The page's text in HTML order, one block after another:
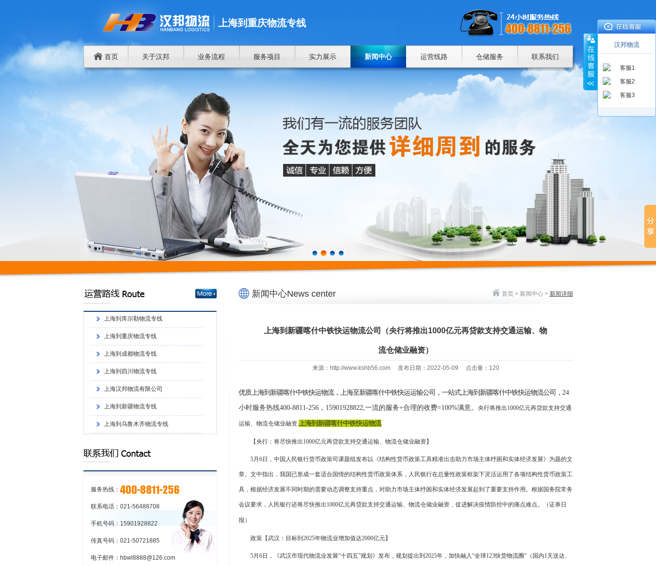
上海到重庆物流专线
首页 关于汉邦 业务流程 服务项目 实力展示 新闻中心 运营线路 仓储服务 联系我们
上海到重庆物流专线
上海到成都物流专线
上海到四川物流专线
上海汉邦物流有限公司
上海到新疆物流专线
上海到乌鲁木齐物流专线
上海到喀什物流专线
上海到重庆物流专线
上海到四川物流专线
上海汉邦物流有限公司
上海到新疆物流专线
上海到乌鲁木齐物流专线
上海到喀什物流专线
服务热线：
联系电话：021-56488708
手机号码：15901928822
传真号码：021-50721885
电子邮件：hbwl8888@126.com
新闻中心News center 首页> 新闻中心> 新闻详细
上海到新疆喀什中铁快运物流公司（央行将推出1000亿元再贷款支持交通运输、物
流仓储业融资）
来源：http://www.kshb56.com 发布日期：2022-05-09 点击量： 120
优质上海到新疆喀什中铁快运物流，上海至新疆喀什中铁快运运输公司，一站式上海到新疆喀什中铁快运物流公司， 24
小时服务热线400-8811-256，15901928822,一流的服务+合理的收费=100%满意。 央行将推出 1000亿元再贷款支持交通
运输、物流仓储业融资.上海到新疆喀什中铁快运物流
【央行：将尽快推出 1000亿元再贷款支持交通运输、物流仓储业融资】
5月6日，中国人民银行货币政策司课题组发布以《结构性货币政策工具精准出击助力市场主体纾困和实体经济发展》为题的文
章。文中指出，我国已形成一套适合国情的结构性货币政策体系，人民银行在总量性政策框架下灵活运用了各项结构性货币政策工
具，根据经济发展不同时期的需要动态调整支持重点，对助力市场主体纾困和实体经济发展起到了重要支持作用。根据国务院常务
会议要求，人民银行还将尽快推出1000亿元再贷款支持交通运输、物流仓储业融资，促进解决疫情防控中的痛点难点。（证券日
报）
政策【武汉：目标到 2025年物流业增加值达2000亿元】
5月6日，《武汉市现代物流业发展“十四五”规划》发布，规划提出到2025年，加快融入“全球123快货物流圈”（国内1天送达、
汉邦物流
客服1
客服2
客服3